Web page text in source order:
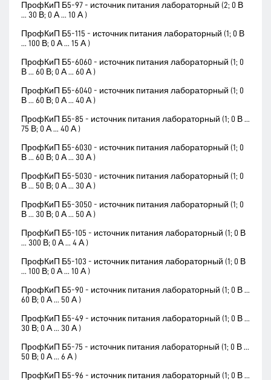
ПрофКиП Б5-97 - источник питания лабораторный (2; 0 В
... 30 В; 0 А ... 10 А )
ПрофКиП Б5-115 - источник питания лабораторный (1; 0 В
... 100 В; 0 А ... 15 А )
ПрофКиП Б5-6060 - источник питания лабораторный (1; 0
В ... 60 В; 0 А ... 60 А )
ПрофКиП Б5-6040 - источник питания лабораторный (1; 0
В ... 60 В; 0 А ... 40 А )
ПрофКиП Б5-85 - источник питания лабораторный (1; 0 В ...
75 В; 0 А ... 40 А )
ПрофКиП Б5-6030 - источник питания лабораторный (1; 0
В ... 60 В; 0 А ... 30 А )
ПрофКиП Б5-5030 - источник питания лабораторный (1; 0
В ... 50 В; 0 А ... 30 А )
ПрофКиП Б5-3050 - источник питания лабораторный (1; 0
В ... 30 В; 0 А ... 50 А )
ПрофКиП Б5-105 - источник питания лабораторный (1; 0 В
... 300 В; 0 А ... 4 А )
ПрофКиП Б5-103 - источник питания лабораторный (1; 0 В
... 100 В; 0 А ... 10 А )
ПрофКиП Б5-90 - источник питания лабораторный (1; 0 В ...
60 В; 0 А ... 50 А )
ПрофКиП Б5-49 - источник питания лабораторный (1; 0 В ...
30 В; 0 А ... 30 А )
ПрофКиП Б5-75 - источник питания лабораторный (1; 0 В ...
50 В; 0 А ... 6 А )
ПрофКиП Б5-96 - источник питания лабораторный (1; 0 В ...